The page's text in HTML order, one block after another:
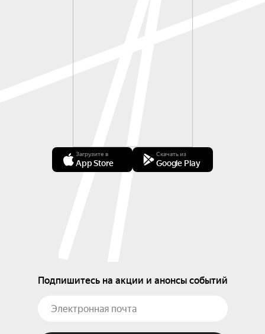
Загрузите в
App Store
Скачать из
Google Play
Подпишитесь на акции и анонсы событий